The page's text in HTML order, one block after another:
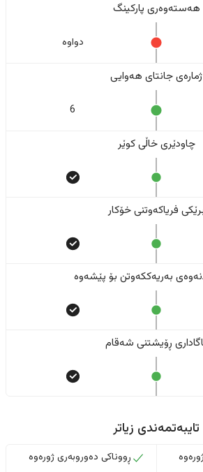
هەستەوەری پارکینگ
دواوە
ژمارەی جانتای هەوایی
6
چاودێری خاڵی کوێر
فریاکەوتنی خۆکار
بەریەککەوتن بۆ پێشەوە
ڕۆیشتنی شەقام
تایبەتمەندی زیاتر
ڕووناکی دەوروبەری ژورەوە